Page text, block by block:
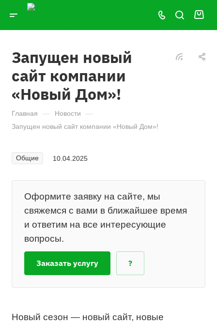
Запущен новый
сайт компании
«Новый Дом»!
Главная — Новости —
Запущен новый сайт компании «Новый Дом»!
Общие 10.04.2025
Оформите заявку на сайте, мы
свяжемся с вами в ближайшее время
и ответим на все интересующие
вопросы.
Заказать услугу ?
Новый сезон — новый сайт, новые